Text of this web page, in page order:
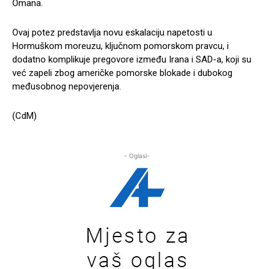
Omana.
Ovaj potez predstavlja novu eskalaciju napetosti u
Hormuškom moreuzu, ključnom pomorskom pravcu, i
dodatno komplikuje pregovore između Irana i SAD-a, koji su
već zapeli zbog američke pomorske blokade i dubokog
međusobnog nepovjerenja.
(CdM)
- Oglasi-